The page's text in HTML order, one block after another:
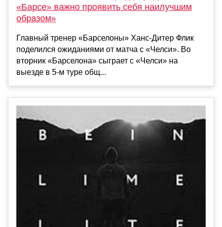
«Барсе» важно проявить себя наилучшим
образом»
Главный тренер «Барселоны» Ханс-Дитер Флик
поделился ожиданиями от матча с «Челси». Во
вторник «Барселона» сыграет с «Челси» на
выезде в 5-м туре общ...